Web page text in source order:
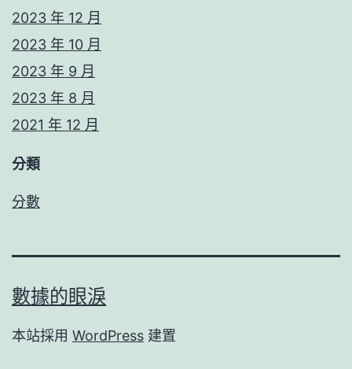
2023 年 12 月
2023 年 10 月
2023 年 9 月
2023 年 8 月
2021 年 12 月
分類
分數
數據的眼淚
本站採用 WordPress 建置